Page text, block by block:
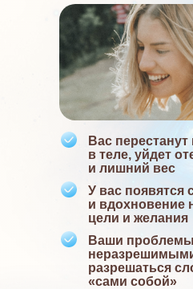
Вас
в теле, уйдет
и лишний вес
У вас появятся
и вдохновение
цели и желания
Ваши
разрешаться
«сами собой»